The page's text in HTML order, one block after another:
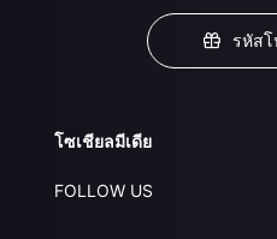
รหัส
โซเชียลมีเดีย
FOLLOW US